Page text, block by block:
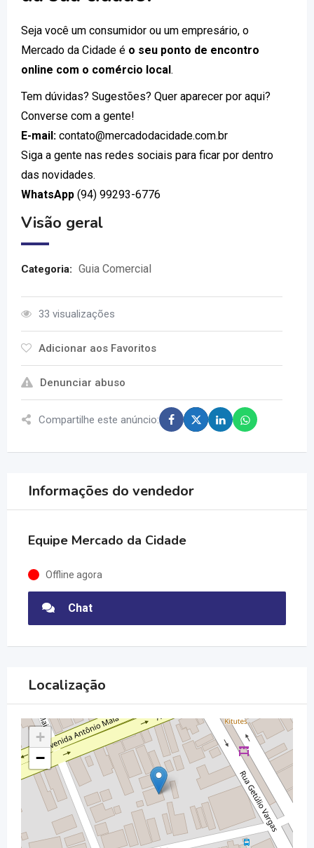
Seja você um consumidor ou um empresário, o
Mercado da Cidade é o seu ponto de encontro
online com o comércio local.
Tem dúvidas? Sugestões? Quer aparecer por aqui?
Converse com a gente!
E-mail: contato@mercadodacidade.com.br
Siga a gente nas redes sociais para ficar por dentro
das novidades.
WhatsApp (94) 99293-6776
Visão geral
Categoria: Guia Comercial
33 visualizações
Adicionar aos Favoritos
Denunciar abuso
Compartilhe este anúncio:
Informações do vendedor
Equipe Mercado da Cidade
Offline agora
Chat
Localização
+
−